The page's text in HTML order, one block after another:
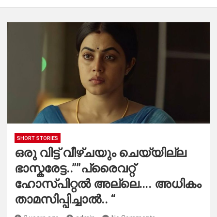
SHORT STORIES
ഒരു വിട്ട് വീഴ്ചയും ചെയ്യില്ല
ഭാസ്കരേട്ട..””പ്രൈവറ്റ്
ഹോസ്പിറ്റൽ അല്ലെ…. അധികം
താമസിപ്പിച്ചാൽ.. “